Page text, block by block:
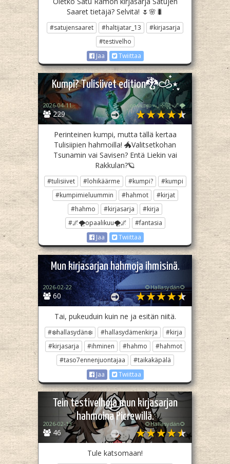
Saaret tietäjä? Selvitä! 🌷🌸🐛
#satujensaaret #haltijatar_13
#kirjasarja
#testivelho
Jaa
Twiittaa
Kumpi? Tulisiivet edition🐉𐚁๋࣭⭑ֶָ֢
229
2026-04-11 ᴏᴘᴀᴀʟɪӄᴜᴜᯓ₊ ⊹꧂🌌🌪
Perinteinen kumpi, mutta tällä kertaa
Tulisiipien hahmoilla! 🐲Valitsetkohan
Tsunamin vai Savisen? Entä Liekin vai
Rakkulan?🪐
#tulisiivet #lohikäärme #kumpi?
#kumpi
#kumpimieluummin
#hahmot
#kirjat
#hahmo
#kirjasarja
#kirja
#🌌🌪opaalikuu🌪🌌
#fantasia
Jaa
Twiittaa
Mun kirjasarjan hahmoja ihmisinä.
60
2026-02-22 🌻Hallasydän🌻
Tai, pukeuduin kuin ne ja esitän niitä.
#❄️hallasydän❄️ #hallasydämenkirja
#kirja
#kirjasarja
#ihminen #hahmo
#hahmot
#taso7ennenjuontajaa
#taikakäpälä
Jaa
Twiittaa
Tein testivelhoja mun kirjasarjan
hahmoina Picrewillä.
46
2026-02-13 🌻Hallasydän🌻
Tule katsomaan!